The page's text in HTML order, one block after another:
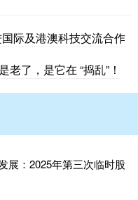
际及港澳科技交流合作
了，是它在 “捣乱”！
展：2025年第三次临时股